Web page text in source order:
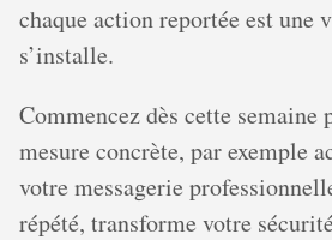
chaque action reportée est une
s’installe.
Commencez dès cette semaine
mesure concrète, par exemple
votre messagerie
répété, transforme votre